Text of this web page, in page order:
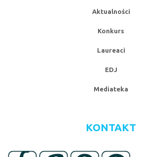
Aktualności
Konkurs
Laureaci
EDJ
Mediateka
KONTAKT